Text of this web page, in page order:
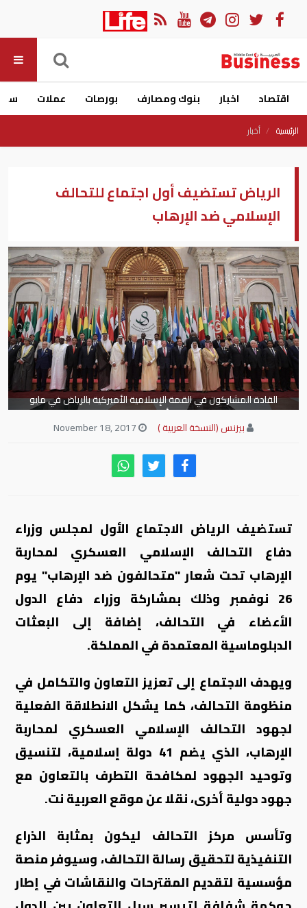
اقتصاد اخبار بنوك ومصارف بورصات عملات
الرئيسية أخبار
الرياض تستضيف أول اجتماع للتحالف
الإسلامي ضد الإرهاب
القادة المشاركون في القمة الإسلامية الأميركية بالرياض في مايو
(أرشيفية)
بيزنس (النسخة العربية )
تستضيف الرياض الاجتماع الأول لمجلس وزراء
دفاع التحالف الإسلامي العسكري لمحاربة
الإرهاب تحت شعار "متحالفون ضد الإرهاب" يوم
26 نوفمبر وذلك بمشاركة وزراء دفاع الدول
الأعضاء في التحالف، إضافة إلى البعثات
الدبلوماسية المعتمدة في المملكة.
ويهدف الاجتماع إلى تعزيز التعاون والتكامل في
منظومة التحالف، كما يشكل الانطلاقة الفعلية
لجهود التحالف الإسلامي العسكري لمحاربة
الإرهاب، الذي يضم 41 دولة إسلامية، لتنسيق
وتوحيد الجهود لمكافحة التطرف بالتعاون مع
جهود دولية أخرى، نقلا عن موقع العربية نت.
وتأسس مركز التحالف ليكون بمثابة الذراع
التنفيذية لتحقيق رسالة التحالف، وسيوفر منصة
مؤسسية لتقديم المقترحات والنقاشات في إطار